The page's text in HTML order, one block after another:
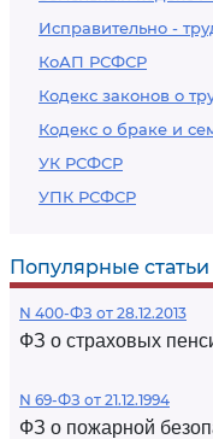
Исправительно -
КоАП РСФСР
Кодекс законов о
Кодекс о браке и
УК РСФСР
УПК РСФСР
Популярные
N 400-ФЗ от 28.12.2013
ФЗ о страховых
N 69-ФЗ от 21.12.1994
ФЗ о пожарной